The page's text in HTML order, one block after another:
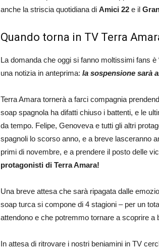
anche la striscia quotidiana di Amici 22 e il
Quando torna in TV Terra
La domanda che oggi si fanno moltissimi fans
una notizia in anteprima: la sospensione sarà
Terra Amara tornerà a farci compagnia
soap spagnola ha difatti chiuso i battenti, e le
da tempo. Felipe, Genoveva e tutti gli altri
spagnoli lo scorso anno, e a breve lasceranno
primi di novembre, e a prendere il posto delle
protagonisti di Terra Amara!
Una breve attesa che sarà ripagata dalle
soap turca si compone di 4 stagioni – per un
attendono e che potremmo tornare a scoprire
In attesa di ritrovare i nostri beniamini in TV